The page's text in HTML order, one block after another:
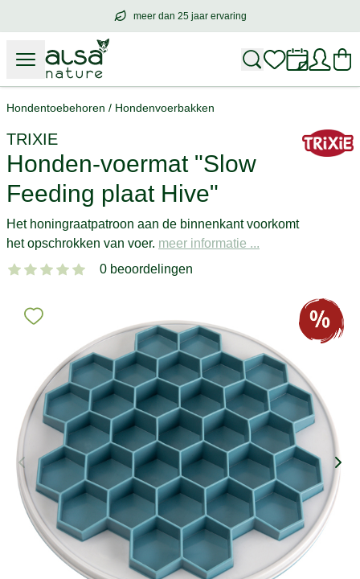
meer dan 25 jaar ervaring
meer dan25 jaar ervaring
Hondentoebehoren / Hondenvoerbakken
TRIXIE
Honden-voermat "Slow
Feeding plaat Hive"
Het honingraatpatroon aan de binnenkant voorkomt
het opschrokken van voer. meer informatie ...
0 beoordelingen